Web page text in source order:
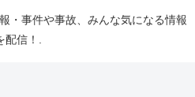
・事件や事故、みんな気になる情報
配信！.